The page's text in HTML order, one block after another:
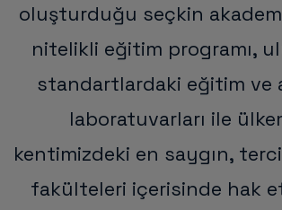
oluşturduğu seçkin
nitelikli eğitim programı,
standartlardaki eğitim ve
laboratuvarları ile
kentimizdeki en saygın,
fakülteleri içerisinde hak